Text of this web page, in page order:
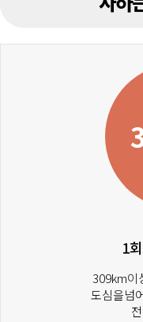
1
309km이
도심을넘